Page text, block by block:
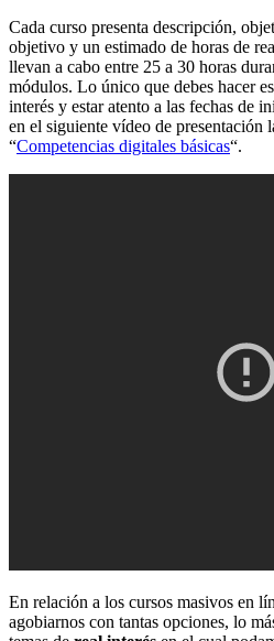
Cada curso presenta descripción,
objetivo y un estimado de horas de
llevan a cabo entre 25 a 30 horas
módulos. Lo único que debes hacer
interés y estar atento a las fechas de
en el siguiente vídeo de presentación
“Competencias digitales básicas“.
En relación a los cursos masivos en
agobiarnos con tantas opciones, lo